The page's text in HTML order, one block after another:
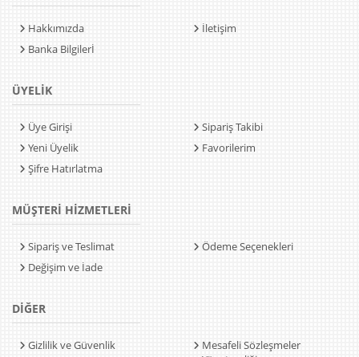
Hakkımızda
Banka Bilgilerİ
İletişim
ÜYELİK
Üye Girişi
Yeni Üyelik
Şifre Hatırlatma
Sipariş Takibi
Favorilerim
MÜŞTERİ HİZMETLERİ
Sipariş ve Teslimat
Değişim ve İade
Ödeme Seçenekleri
DİĞER
Gizlilik ve Güvenlik
Mesafeli Sözleşmeler